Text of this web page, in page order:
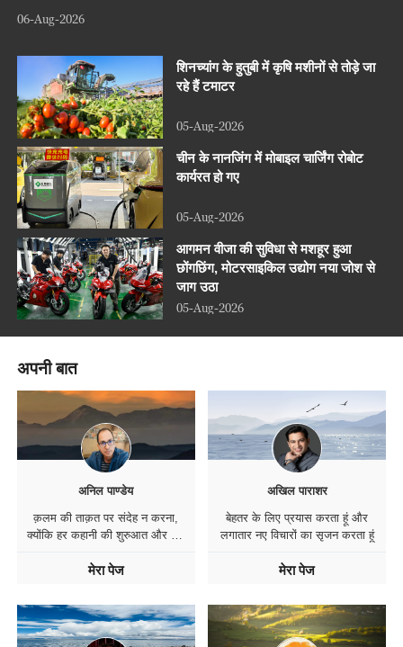
06-Aug-2026
शिनच्यांग के हुतुबी में कृषि मशीनों से तोड़े जा
रहे हैं टमाटर
05-Aug-2026
चीन के नानजिंग में मोबाइल चार्जिंग रोबोट
कार्यरत हो गए
05-Aug-2026
आगमन वीजा की सुविधा से मशहूर हुआ
छोंगछिंग, मोटरसाइकिल उद्योग नया जोश से
जाग उठा
05-Aug-2026
अपनी बात
अनिल पाण्डेय
क़लम की ताक़त पर संदेह न करना,
क्योंकि हर कहानी की शुरुआत और अंत
मेरा पेज
अखिल पाराशर
बेहतर के लिए प्रयास करता हूं और
लगातार नए विचारों का सृजन करता हूं
मेरा पेज